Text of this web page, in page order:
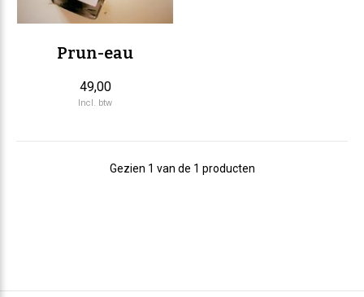
Prun-eau
49,00
Incl. btw
Gezien 1 van de 1 producten